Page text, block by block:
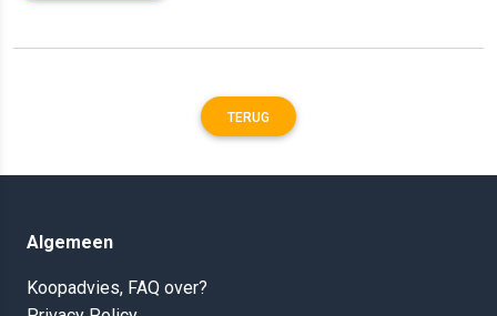
TERUG
Algemeen
Koopadvies, FAQ over?